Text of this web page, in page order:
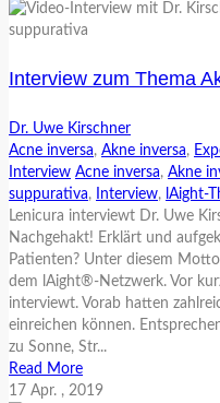
Interview zum Thema
Dr. Uwe Kirschner
Acne inversa, Akne inversa,
Interview Acne inversa, Akne
suppurativa, Interview, lAight-
Lenicura interviewt Dr. Uwe
Nachgehakt! Erklärt und
Patienten? Unter diesem
dem lAight®-Netzwerk. Vor
interviewt. Vorab hatten
einreichen können.
zu Sonne, Str...
Read More
17 Apr. , 2019